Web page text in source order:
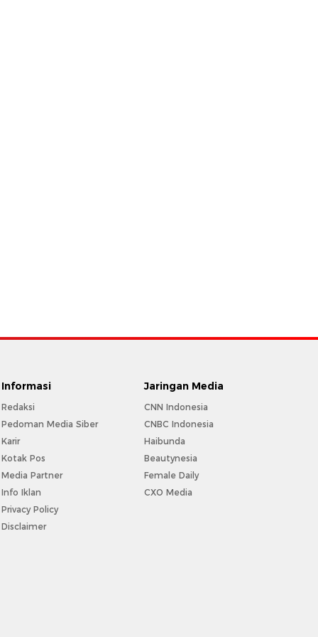
Informasi
Redaksi
Pedoman Media Siber
Karir
Kotak Pos
Media Partner
Info Iklan
Privacy Policy
Disclaimer
Jaringan Media
CNN Indonesia
CNBC Indonesia
Haibunda
Beautynesia
Female Daily
CXO Media